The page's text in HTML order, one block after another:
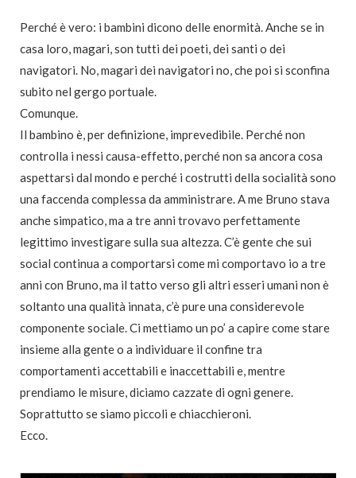
Perché è vero: i bambini dicono delle enormità. Anche se in
casa loro, magari, son tutti dei poeti, dei santi o dei
navigatori. No, magari dei navigatori no, che poi si sconfina
subito nel gergo portuale.
Comunque.
Il bambino è, per definizione, imprevedibile. Perché non
controlla i nessi causa-effetto, perché non sa ancora cosa
aspettarsi dal mondo e perché i costrutti della socialità sono
una faccenda complessa da amministrare. A me Bruno stava
anche simpatico, ma a tre anni trovavo perfettamente
legittimo investigare sulla sua altezza. C’è gente che sui
social continua a comportarsi come mi comportavo io a tre
anni con Bruno, ma il tatto verso gli altri esseri umani non è
soltanto una qualità innata, c’è pure una considerevole
componente sociale. Ci mettiamo un po’ a capire come stare
insieme alla gente o a individuare il confine tra
comportamenti accettabili e inaccettabili e, mentre
prendiamo le misure, diciamo cazzate di ogni genere.
Soprattutto se siamo piccoli e chiacchieroni.
Ecco.